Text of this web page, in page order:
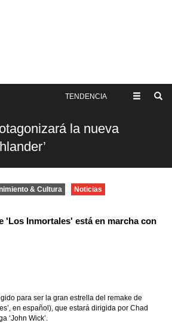
TENDENCIA
la nueva
& Cultura Noticias
'Los Inmortales' está en marcha con
para ser la gran estrella del remake de
en español), que estará dirigida por Chad
‘John Wick’.